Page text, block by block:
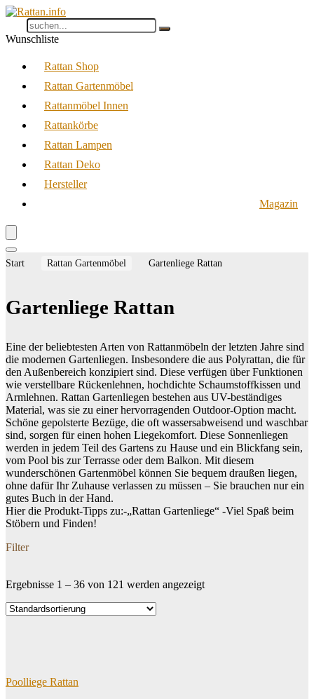
Wunschliste
Rattan Shop
Rattan Gartenmöbel
Rattanmöbel Innen
Rattankörbe
Rattan Lampen
Rattan Deko
Hersteller
Magazin
Start Rattan Gartenmöbel Gartenliege Rattan
Gartenliege Rattan
Eine der beliebtesten Arten von Rattanmöbeln der letzten Jahre sind
die modernen Gartenliegen. Insbesondere die aus Polyrattan, die für
den Außenbereich konzipiert sind. Diese verfügen über Funktionen
wie verstellbare Rückenlehnen, hochdichte Schaumstoffkissen und
Armlehnen. Rattan Gartenliegen bestehen aus UV-beständiges
Material, was sie zu einer hervorragenden Outdoor-Option macht.
Schöne gepolsterte Bezüge, die oft wassersabweisend und waschbar
sind, sorgen für einen hohen Liegekomfort. Diese Sonnenliegen
werden in jedem Teil des Gartens zu Hause und ein Blickfang sein,
vom Pool bis zur Terrasse oder dem Balkon. Mit diesem
wunderschönen Gartenmöbel können Sie bequem draußen liegen,
ohne dafür Ihr Zuhause verlassen zu müssen – Sie brauchen nur ein
gutes Buch in der Hand.
Hier die Produkt-Tipps zu:-„Rattan Gartenliege“ -Viel Spaß beim
Stöbern und Finden!
Filter
Dein Budget
Price filter
Ergebnisse 1 – 36 von 121 werden angezeigt
Poolliege Rattan